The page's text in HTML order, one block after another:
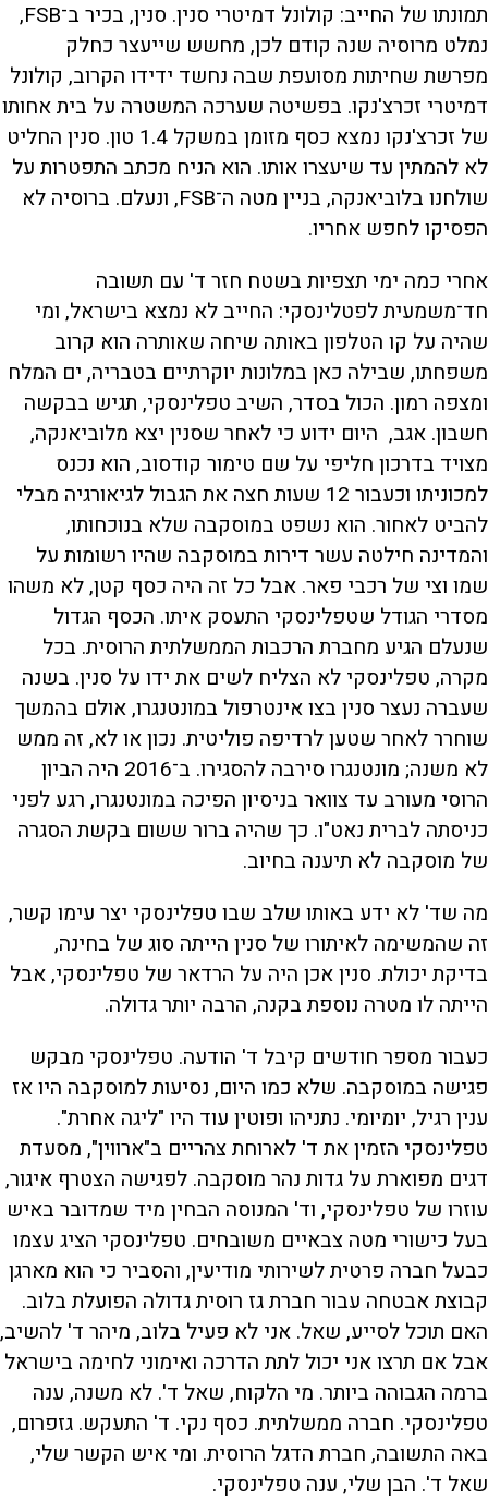
תמונתו של החייב: קולונל דמיטרי סנין. סנין, בכיר ב־FSB,
נמלט מרוסיה שנה קודם לכן, מחשש שייעצר כחלק
מפרשת שחיתות מסועפת שבה נחשד ידידו הקרוב, קולונל
דמיטרי זכרצ'נקו. בפשיטה שערכה המשטרה על בית אחותו
של זכרצ'נקו נמצא כסף מזומן במשקל 1.4 טון. סנין החליט
לא להמתין עד שיעצרו אותו. הוא הניח מכתב התפטרות על
שולחנו בלוביאנקה, בניין מטה ה־FSB, ונעלם. ברוסיה לא
הפסיקו לחפש אחריו.
אחרי כמה ימי תצפיות בשטח חזר ד' עם תשובה
חד־משמעית לפטלינסקי: החייב לא נמצא בישראל, ומי
שהיה על קו הטלפון באותה שיחה שאותרה הוא קרוב
משפחתו, שבילה כאן במלונות יוקרתיים בטבריה, ים המלח
ומצפה רמון. הכול בסדר, השיב טפלינסקי, תגיש בבקשה
חשבון. אגב, היום ידוע כי לאחר שסנין יצא מלוביאנקה,
מצויד בדרכון חליפי על שם טימור קודסוב, הוא נכנס
למכוניתו וכעבור 12 שעות חצה את הגבול לגיאורגיה מבלי
להביט לאחור. הוא נשפט במוסקבה שלא בנוכחותו,
והמדינה חילטה עשר דירות במוסקבה שהיו רשומות על
שמו וצי של רכבי פאר. אבל כל זה היה כסף קטן, לא משהו
מסדרי הגודל שטפלינסקי התעסק איתו. הכסף הגדול
שנעלם הגיע מחברת הרכבות הממשלתית הרוסית. בכל
מקרה, טפלינסקי לא הצליח לשים את ידו על סנין. בשנה
שעברה נעצר סנין בצו אינטרפול במונטנגרו, אולם בהמשך
שוחרר לאחר שטען לרדיפה פוליטית. נכון או לא, זה ממש
לא משנה; מונטנגרו סירבה להסגירו. ב־2016 היה הביון
הרוסי מעורב עד צוואר בניסיון הפיכה במונטנגרו, רגע לפני
כניסתה לברית נאט"ו. כך שהיה ברור ששום בקשת הסגרה
של מוסקבה לא תיענה בחיוב.
מה שד' לא ידע באותו שלב שבו טפלינסקי יצר עימו קשר,
זה שהמשימה לאיתורו של סנין הייתה סוג של בחינה,
בדיקת יכולת. סנין אכן היה על הרדאר של טפלינסקי, אבל
הייתה לו מטרה נוספת בקנה, הרבה יותר גדולה.
כעבור מספר חודשים קיבל ד' הודעה. טפלינסקי מבקש
פגישה במוסקבה. שלא כמו היום, נסיעות למוסקבה היו אז
ענין רגיל, יומיומי. נתניהו ופוטין עוד היו "ליגה אחרת".
טפלינסקי הזמין את ד' לארוחת צהריים ב"ארווין", מסעדת
דגים מפוארת על גדות נהר מוסקבה. לפגישה הצטרף איגור,
עוזרו של טפלינסקי, וד' המנוסה הבחין מיד שמדובר באיש
בעל כישורי מטה צבאיים משובחים. טפלינסקי הציג עצמו
כבעל חברה פרטית לשירותי מודיעין, והסביר כי הוא מארגן
קבוצת אבטחה עבור חברת גז רוסית גדולה הפועלת בלוב.
האם תוכל לסייע, שאל. אני לא פעיל בלוב, מיהר ד' להשיב,
אבל אם תרצו אני יכול לתת הדרכה ואימוני לחימה בישראל
ברמה הגבוהה ביותר. מי הלקוח, שאל ד'. לא משנה, ענה
טפלינסקי. חברה ממשלתית. כסף נקי. ד' התעקש. גזפרום,
באה התשובה, חברת הדגל הרוסית. ומי איש הקשר שלי,
שאל ד'. הבן שלי, ענה טפלינסקי.